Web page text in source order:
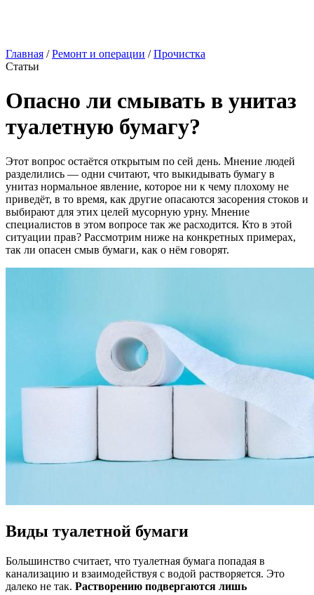
Главная /Ремонт и операции /Прочистка
Статьи
Опасно ли смывать в унитаз
туалетную бумагу?
Этот вопрос остаётся открытым по сей день. Мнение людей
разделились — одни считают, что выкидывать бумагу в
унитаз нормальное явление, которое ни к чему плохому не
приведёт, в то время, как другие опасаются засорения стоков и
выбирают для этих целей мусорную урну. Мнение
специалистов в этом вопросе так же расходится. Кто в этой
ситуации прав? Рассмотрим ниже на конкретных примерах,
так ли опасен смыв бумаги, как о нём говорят.
Виды туалетной бумаги
Большинство считает, что туалетная бумага попадая в
канализацию и взаимодействуя с водой растворяется. Это
далеко не так. Растворению подвергаются лишь